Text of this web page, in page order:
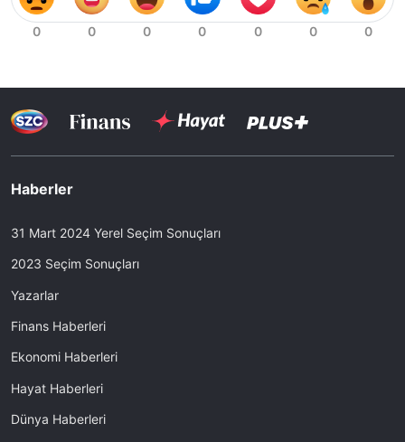
Haberler
31 Mart 2024 Yerel Seçim Sonuçları
2023 Seçim Sonuçları
Yazarlar
Finans Haberleri
Ekonomi Haberleri
Hayat Haberleri
Dünya Haberleri